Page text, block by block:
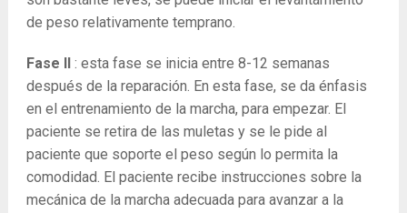
de peso relativamente temprano.
Fase II : esta fase se inicia entre 8-12 semanas
después de la reparación. En esta fase, se da énfasis
en el entrenamiento de la marcha, para empezar. El
paciente se retira de las muletas y se le pide al
paciente que soporte el peso según lo permita la
comodidad. El paciente recibe instrucciones sobre la
mecánica de la marcha adecuada para avanzar a la